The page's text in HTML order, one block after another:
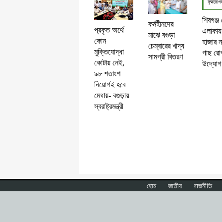
প্রকৃত অর্থে
কোন
মুক্তিযোদ্ধা
কোটায় নেই,
৯৮ শতাংশ
নিয়োগই হবে
মেধায়- বগুড়ায়
স্বরাষ্ট্রমন্ত্রী
কর্মহীনদের
মাঝে বগুড়া
চেম্বারের খাদ্য
সামগ্রী বিতরণ
শিবগঞ্জ
হাজার
গাছ
উদ্যোগ
হোম জাতীয় রাজনীতি